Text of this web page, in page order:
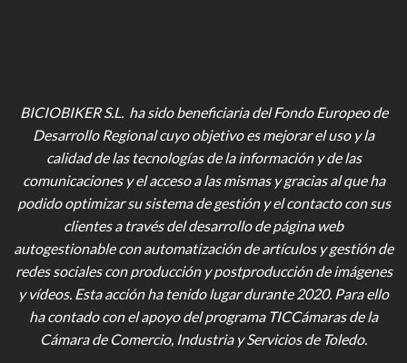
BICIOBIKER S.L. ha sido beneficiaria del Fondo Europeo de
Desarrollo Regional cuyo objetivo es mejorar el uso y la
calidad de las tecnologías de la información y de las
comunicaciones y el acceso a las mismas y gracias al que ha
podido optimizar su sistema de gestión y el contacto con sus
clientes a través del desarrollo de página web
autogestionable con automatización de artículos y gestión de
redes sociales con producción y postproducción de imágenes
y vídeos. Esta acción ha tenido lugar durante 2020. Para ello
ha contado con el apoyo del programa TICCámaras de la
Cámara de Comercio, Industria y Servicios de Toledo.